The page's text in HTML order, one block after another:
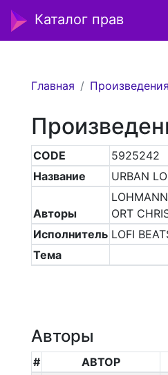
Каталог прав
Главная Произведения
CODE
5925242
Название
URBAN
Авторы
ORT
Исполнитель LOFI
Тема
Авторы
# АВТОР